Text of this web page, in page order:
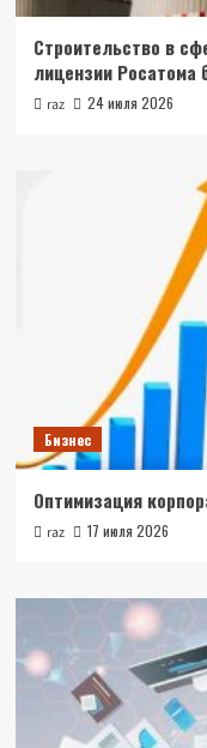
Строительство в
лицензии Росатома
raz 24 июля 2026
Бизнес
Оптимизация
raz 17 июля 2026